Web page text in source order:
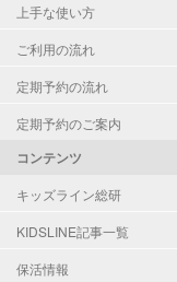
上手な使い方
ご利用の流れ
定期予約の流れ
定期予約のご案内
コンテンツ
キッズライン総研
KIDSLINE記事一覧
保活情報